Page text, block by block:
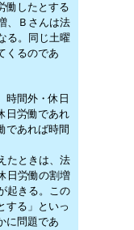
働したとする
、Ｂさんは法
る。同じ土曜
くるのであ
時間外・休日
日労働であれ
であれば時間
たときは、法
日労働の割増
起きる。この
する」といっ
に問題であ